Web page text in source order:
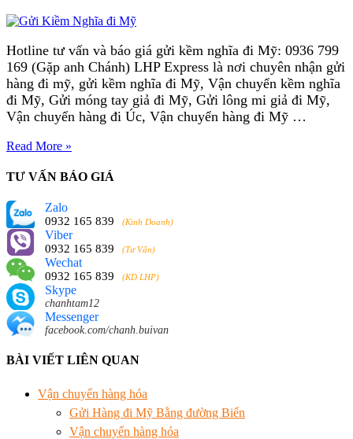
Hotline tư vấn và báo giá gửi kềm nghĩa đi Mỹ: 0936 799
169 (Gặp anh Chánh) LHP Express là nơi chuyên nhận gửi
hàng đi mỹ, gửi kềm nghĩa đi Mỹ, Vận chuyển kềm nghĩa
đi Mỹ, Gửi móng tay giả đi Mỹ, Gửi lông mi giả đi Mỹ,
Vận chuyển hàng đi Úc, Vận chuyển hàng đi Mỹ …
Read More »
TƯ VẤN BÁO GIÁ
Zalo
0932 165 839 (Kinh Doanh)
Viber
0932 165 839 (Tư Vấn)
Wechat
0932 165 839 (KD LHP)
Skype
chanhtam12
Messenger
facebook.com/chanh.buivan
BÀI VIẾT LIÊN QUAN
Vận chuyển hàng hóa
Gửi Hàng đi Mỹ Bằng đường Biển
Vận chuyển hàng hóa